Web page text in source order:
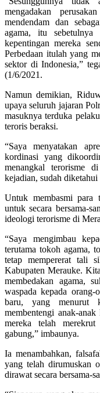
mengadakan
mendendam dan
agama, itu
kepentingan mereka
Perbedaan itulah yang
sektor di Indonesia,”
(1/6/2021.
Namun demikian,
upaya seluruh jajaran
masuknya terduka
teroris beraksi.
“Saya menyatakan
kordinasi yang
menangkal terorisme
kejadian, sudah
Untuk membasmi para
untuk secara bersama-
ideologi terorisme di
“Saya mengimbau
terutama tokoh agama,
tetap mempererat tali
Kabupaten Merauke.
membedakan agama,
waspada kepada
baru, yang menurut
membentengi anak-
mereka telah
gabung,” imbaunya.
Ia menambahkan,
yang telah dirumuskan
dirawat secara bersama-